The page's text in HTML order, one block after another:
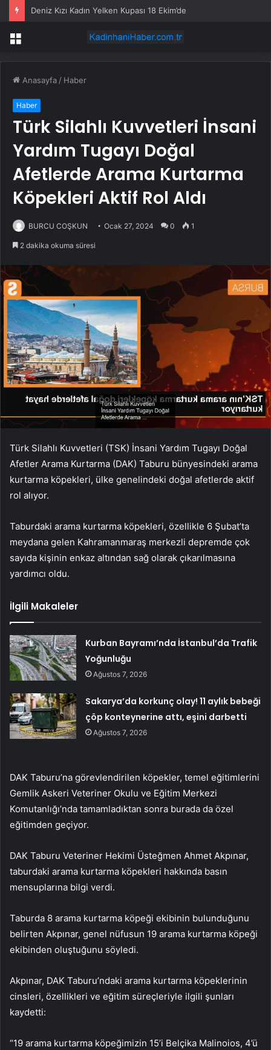
Deniz Kızı Kadın Yelken Kupası 18 Ekim’de
Menü
Anasayfa / Haber
Haber
Türk Silahlı Kuvvetleri İnsani
Yardım Tugayı Doğal
Afetlerde Arama Kurtarma
Köpekleri Aktif Rol Aldı
BURCU COŞKUN Ocak 27, 2024 0 1
2 dakika okuma süresi
Türk Silahlı Kuvvetleri (TSK) İnsani Yardım Tugayı Doğal
Afetler Arama Kurtarma (DAK) Taburu bünyesindeki arama
kurtarma köpekleri, ülke genelindeki doğal afetlerde aktif
rol alıyor.
Taburdaki arama kurtarma köpekleri, özellikle 6 Şubat’ta
meydana gelen Kahramanmaraş merkezli depremde çok
sayıda kişinin enkaz altından sağ olarak çıkarılmasına
yardımcı oldu.
İlgili Makaleler
Kurban Bayramı’nda İstanbul’da Trafik
Yoğunluğu
Ağustos 7, 2026
Sakarya’da korkunç olay! 11 aylık bebeği
çöp konteynerine attı, eşini darbetti
Ağustos 7, 2026
DAK Taburu’na görevlendirilen köpekler, temel eğitimlerini
Gemlik Askeri Veteriner Okulu ve Eğitim Merkezi
Komutanlığı’nda tamamladıktan sonra burada da özel
eğitimden geçiyor.
DAK Taburu Veteriner Hekimi Üsteğmen Ahmet Akpınar,
taburdaki arama kurtarma köpekleri hakkında basın
mensuplarına bilgi verdi.
Taburda 8 arama kurtarma köpeği ekibinin bulunduğunu
belirten Akpınar, genel nüfusun 19 arama kurtarma köpeği
ekibinden oluştuğunu söyledi.
Akpınar, DAK Taburu’ndaki arama kurtarma köpeklerinin
cinsleri, özellikleri ve eğitim süreçleriyle ilgili şunları
kaydetti:
“19 arama kurtarma köpeğimizin 15’i Belçika Malinoios, 4’ü